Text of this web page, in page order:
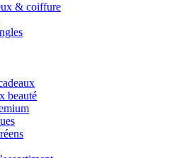
& coiffure
beauté